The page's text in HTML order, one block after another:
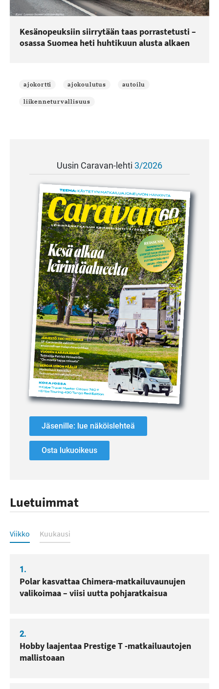
Kesänopeuksiin siirrytään taas porrastetusti –
osassa Suomea heti huhtikuun alusta alkaen
ajokortti ajokoulutus autoilu
liikenneturvallisuus
Uusin Caravan-lehti 3/2026
Jäsenille: lue näköislehteä
Osta lukuoikeus
Luetuimmat
Luetuimmat
Viikko Kuukausi
1.
Polar kasvattaa Chimera-matkailuvaunujen
valikoimaa – viisi uutta pohjaratkaisua
2.
Hobby laajentaa Prestige T -matkailuautojen
mallistoaan